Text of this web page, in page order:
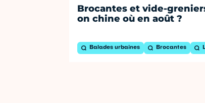
Brocantes et vide-
on chine où en août ?
Balades urbaines Brocantes